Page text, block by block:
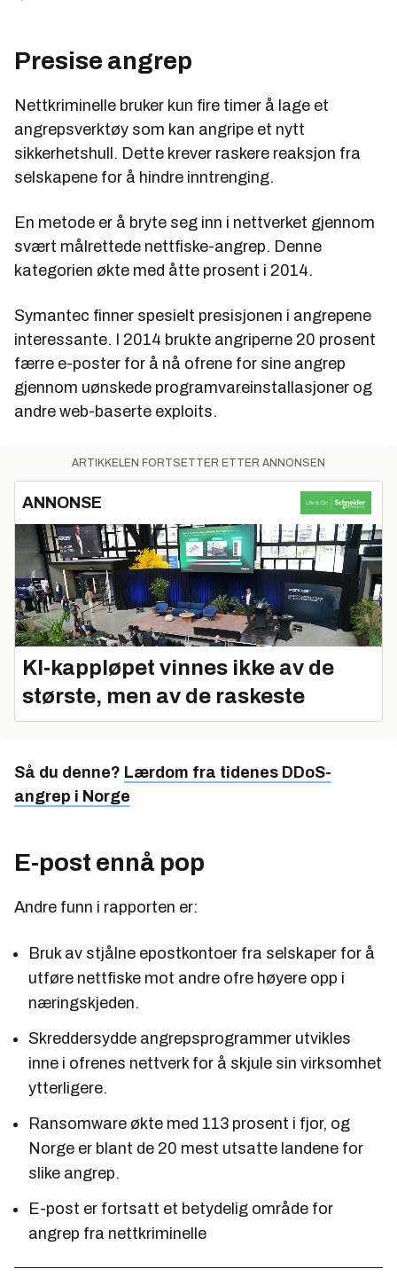
Presise angrep
Nettkriminelle bruker kun fire timer å lage et
angrepsverktøy som kan angripe et nytt
sikkerhetshull. Dette krever raskere reaksjon fra
selskapene for å hindre inntrenging.
En metode er å bryte seg inn i nettverket gjennom
svært målrettede nettfiske-angrep. Denne
kategorien økte med åtte prosent i 2014.
Symantec finner spesielt presisjonen i angrepene
interessante. I 2014 brukte angriperne 20 prosent
færre e-poster for å nå ofrene for sine angrep
gjennom uønskede programvareinstallasjoner og
andre web-baserte exploits.
ARTIKKELEN FORTSETTER ETTER ANNONSEN
ANNONSE
KI‑kappløpet vinnes ikke av de
største, men av de raskeste
Så du denne? Lærdom fra tidenes DDoS-
angrep i Norge
E-post ennå pop
Andre funn i rapporten er:
Bruk av stjålne epostkontoer fra selskaper for å
utføre nettfiske mot andre ofre høyere opp i
næringskjeden.
Skreddersydde angrepsprogrammer utvikles
inne i ofrenes nettverk for å skjule sin virksomhet
ytterligere.
Ransomware økte med 113 prosent i fjor, og
Norge er blant de 20 mest utsatte landene for
slike angrep.
E-post er fortsatt et betydelig område for
angrep fra nettkriminelle